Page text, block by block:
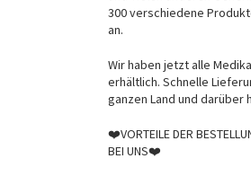
300 verschiedene
an.
Wir haben jetzt alle
erhältlich. Schnelle
ganzen Land und darüber
❤️VORTEILE DER
BEI UNS❤️